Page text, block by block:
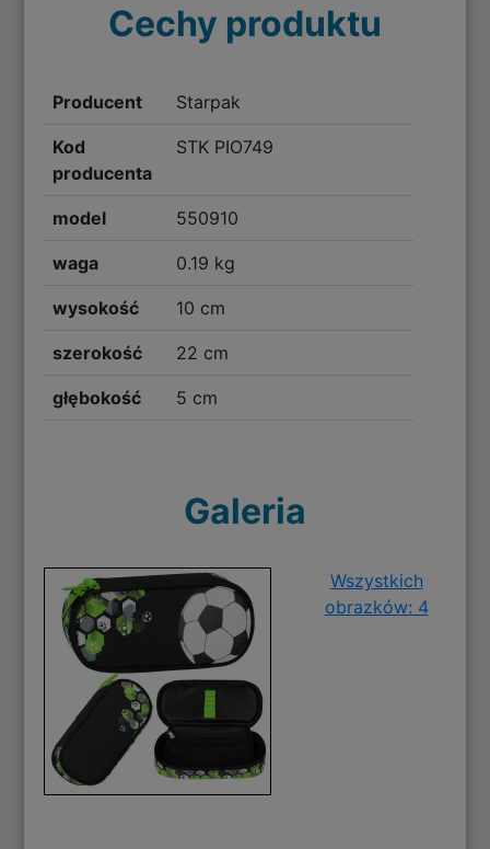
Cechy produktu
Producent Starpak
Kod
producenta
STK PIO749
model 550910
waga 0.19 kg
wysokość 10 cm
szerokość 22 cm
głębokość 5 cm
Galeria
Wszystkich
obrazków: 4